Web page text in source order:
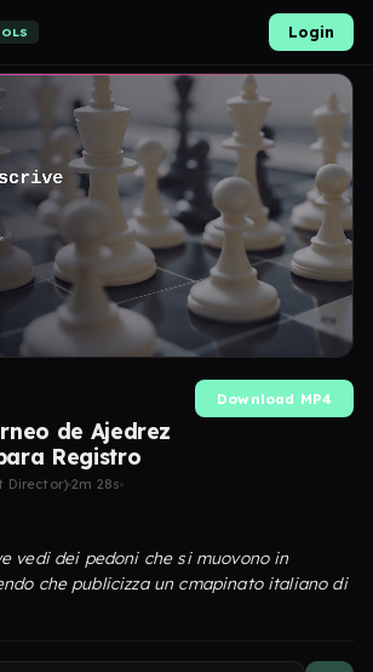
Login
de Ajedrez
Registro
Director) 2m 28s
Download MP4
vedi dei pedoni che si muovono in
che publicizza un cmapinato italiano di